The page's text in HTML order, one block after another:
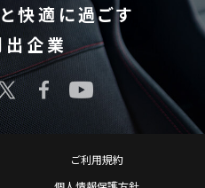
快適に過ごす
企業
ご利用規約